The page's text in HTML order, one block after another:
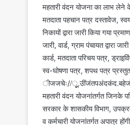
महतारी वंदन योजना का लाभ लेने
मतदाता पहचान पत्र दस्तावेज,
निकायों द्वारा जारी किया गया
जारी, वार्ड, ग्राम पंचायत द्वारा
कार्ड, मतदाता परिचय पत्र,
स्व-घोषणा पत्र, शपथ पत्र
ीजजचेः//ूू
महतारी वंदन योजनांतर्गत जिनके
सरकार के शासकीय विभाग,
व कर्मचारी योजनांतर्गत अपात्र